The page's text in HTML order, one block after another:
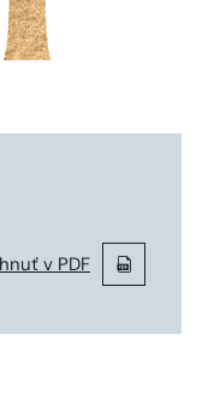
v PDF